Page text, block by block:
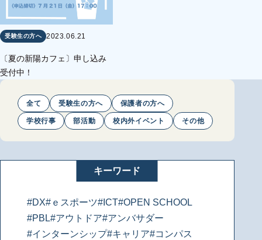
受験生の方へ 2023.06.21
〔夏の新陽カフェ〕申し込み
受付中！
全て 受験生の方へ 保護者の方へ
学校行事 部活動 校内外イベント その他
キーワード
#DX#ｅスポーツ#ICT#OPEN SCHOOL
#PBL#アウトドア#アンバサダー
#インターンシップ#キャリア#コンパス